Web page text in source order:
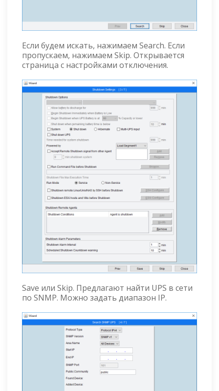
Если будем искать, нажимаем Search. Если
пропускаем, нажимаем Skip. Открывается
страница с настройками отключения.
Save или Skip. Предлагают найти UPS в сети
по SNMP. Можно задать диапазон IP.